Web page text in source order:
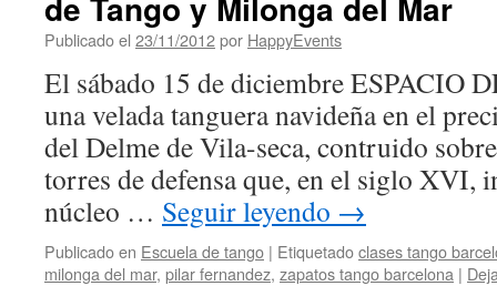
Publicado el 23/11/2012por HappyEvents
El sábado 15 de diciembre ESPACIO
una velada tanguera navideña en el
del Delme de Vila-seca, contruido
torres de defensa que, en el siglo XVI,
núcleo … Seguir leyendo →
Publicado en Escuela de tango | Etiquetadoclases tango
milonga del mar, pilar fernandez, zapatos tango barcelona |